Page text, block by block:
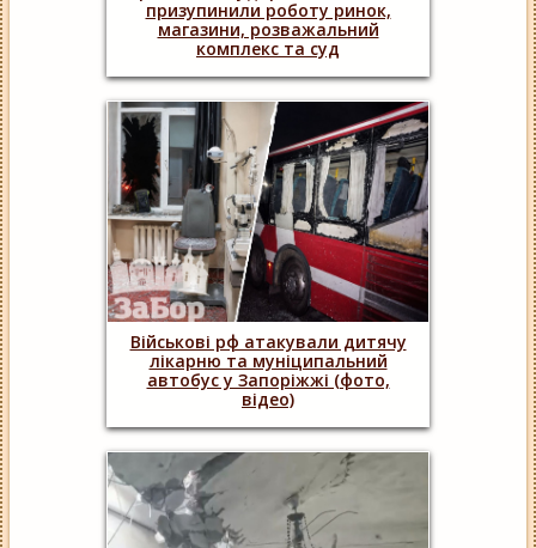
призупинили роботу ринок,
магазини, розважальний
комплекс та суд
Військові рф атакували дитячу
лікарню та муніципальний
автобус у Запоріжжі (фото,
відео)